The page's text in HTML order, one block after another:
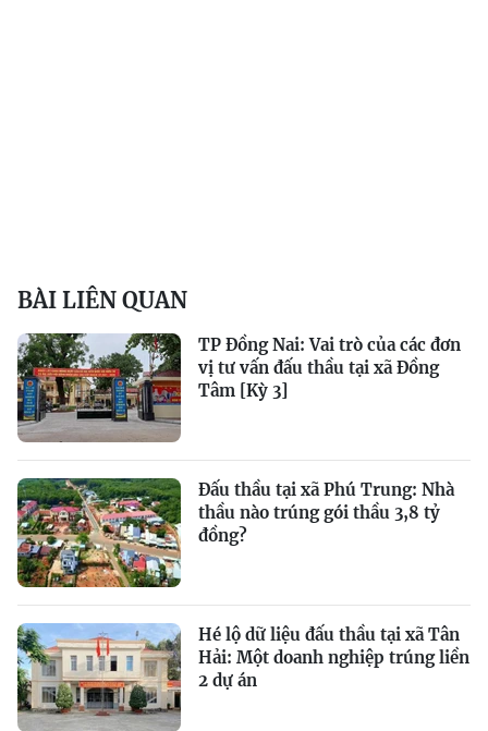
BÀI LIÊN QUAN
TP Đồng Nai: Vai trò của các đơn
vị tư vấn đấu thầu tại xã Đồng
Tâm [Kỳ 3]
Đấu thầu tại xã Phú Trung: Nhà
thầu nào trúng gói thầu 3,8 tỷ
đồng?
Hé lộ dữ liệu đấu thầu tại xã Tân
Hải: Một doanh nghiệp trúng liền
2 dự án